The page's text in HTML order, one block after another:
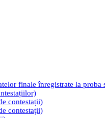
finale înregistrate la proba
contestații)
contestații)